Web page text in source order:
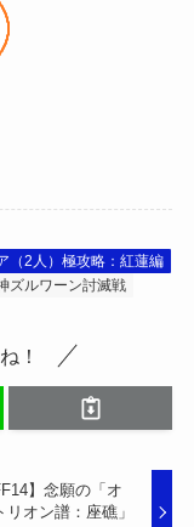
（2人）極攻略：紅蓮編
ズルワーン討滅戦
！
】念願の「オ
リオン譜：座礁」